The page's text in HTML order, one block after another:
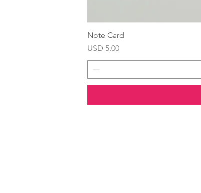
Note Card
Precio
USD 5.00